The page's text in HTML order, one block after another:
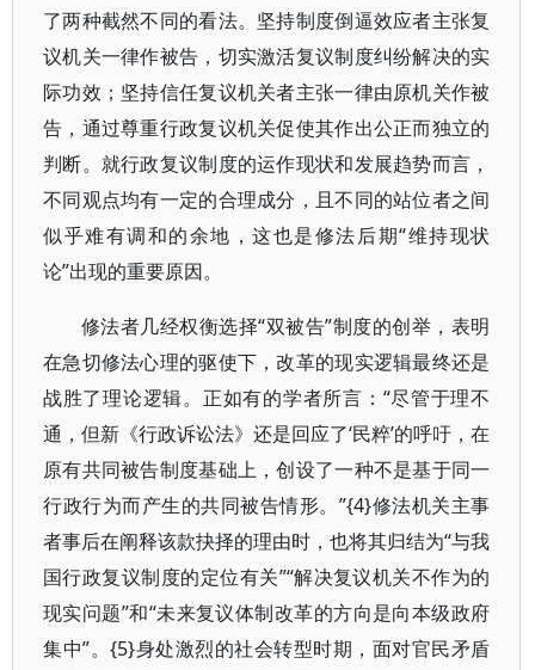
了两种截然不同的看法。坚持制度倒逼效应者主张复
议机关一律作被告，切实激活复议制度纠纷解决的实
际功效；坚持信任复议机关者主张一律由原机关作被
告，通过尊重行政复议机关促使其作出公正而独立的
判断。就行政复议制度的运作现状和发展趋势而言，
不同观点均有一定的合理成分，且不同的站位者之间
似乎难有调和的余地，这也是修法后期“维持现状
论”出现的重要原因。
修法者几经权衡选择“双被告”制度的创举，表明
在急切修法心理的驱使下，改革的现实逻辑最终还是
战胜了理论逻辑。正如有的学者所言：“尽管于理不
通，但新《行政诉讼法》还是回应了‘民粹’的呼吁，在
原有共同被告制度基础上，创设了一种不是基于同一
行政行为而产生的共同被告情形。”{4}修法机关主事
者事后在阐释该款抉择的理由时，也将其归结为“与我
国行政复议制度的定位有关”“解决复议机关不作为的
现实问题”和“未来复议体制改革的方向是向本级政府
集中”。{5}身处激烈的社会转型时期，面对官民矛盾